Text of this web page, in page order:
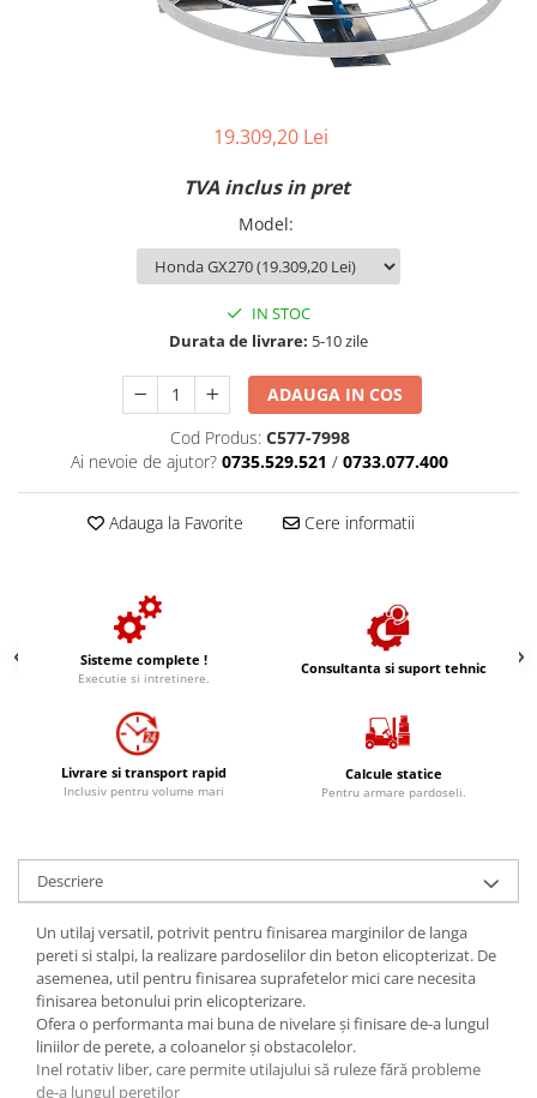
Utilaje si Masini
MARSHALLTOWN
Gletiere piscine/plastic
Gletiere margine/rost/colturi
Rosturi metalice
Covor de piatra cu rasina
poliuretanica
19.309,20 Lei
TVA inclus in pret
Model:
IN STOC
Durata de livrare: 5-10 zile
ADAUGA IN COS
Cod Produs: C577-7998
Ai nevoie de ajutor? 0735.529.521 / 0733.077.400
Adauga la Favorite Cere informatii
Sisteme complete !
Executie si intretinere.
Consultanta si suport tehnic
Livrare si transport rapid
Inclusiv pentru volume mari
Calcule statice
Pentru armare pardoseli.
Descriere
Un utilaj versatil, potrivit pentru finisarea marginilor de langa
pereti si stalpi, la realizare pardoselilor din beton elicopterizat. De
asemenea, util pentru finisarea suprafetelor mici care necesita
finisarea betonului prin elicopterizare.
Ofera o performanta mai buna de nivelare și finisare de-a lungul
liniilor de perete, a coloanelor și obstacolelor.
Inel rotativ liber, care permite utilajului să ruleze fără probleme
de-a lungul peretilor